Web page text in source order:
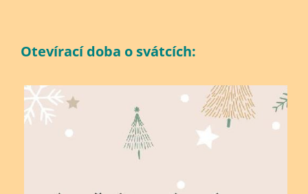
Otevírací doba o svátcích: